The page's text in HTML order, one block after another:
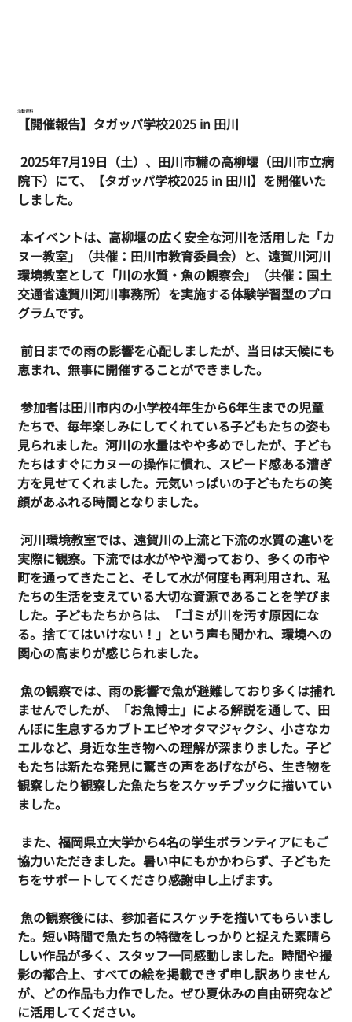
活動資料
【開催報告】タガッパ学校2025 in 田川
院下）にて、【タガッパ学校2025 in 田川】を開催いた
しました。
ヌー教室」（共催：田川市教育委員会）と、遠賀川河川
環境教室として「川の水質・魚の観察会」（共催：国土
交通省遠賀川河川事務所）を実施する体験学習型のプロ
グラムです。
恵まれ、無事に開催することができました。
たちで、毎年楽しみにしてくれている子どもたちの姿も
見られました。河川の水量はやや多めでしたが、子ども
たちはすぐにカヌーの操作に慣れ、スピード感ある漕ぎ
方を見せてくれました。元気いっぱいの子どもたちの笑
顔があふれる時間となりました。
実際に観察。下流では水がやや濁っており、多くの市や
町を通ってきたこと、そして水が何度も再利用され、私
たちの生活を支えている大切な資源であることを学びま
した。子どもたちからは、「ゴミが川を汚す原因にな
る。捨ててはいけない！」という声も聞かれ、環境への
関心の高まりが感じられました。
ませんでしたが、「お魚博士」による解説を通して、田
んぼに生息するカブトエビやオタマジャクシ、小さなカ
エルなど、身近な生き物への理解が深まりました。子ど
もたちは新たな発見に驚きの声をあげながら、生き物を
観察したり観察した魚たちをスケッチブックに描いてい
ました。
協力いただきました。暑い中にもかかわらず、子どもた
ちをサポートしてくださり感謝申し上げます。
た。短い時間で魚たちの特徴をしっかりと捉えた素晴ら
しい作品が多く、スタッフ一同感動しました。時間や撮
影の都合上、すべての絵を掲載できず申し訳ありません
が、どの作品も力作でした。ぜひ夏休みの自由研究など
に活用してください。